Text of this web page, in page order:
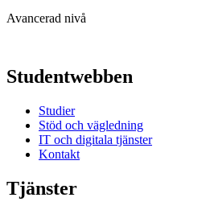
Avancerad nivå
Studentwebben
Studier
Stöd och vägledning
IT och digitala tjänster
Kontakt
Tjänster